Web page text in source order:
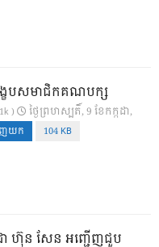
ខេបសមាជិកគណបក្ស
)
ថ្ងៃ​ព្រហស្បតិ៍, 9 ខែ​កក្កដា,
ញយក 104 KB
ោ ហ៊ុន សែន អញ្ជើញជួប